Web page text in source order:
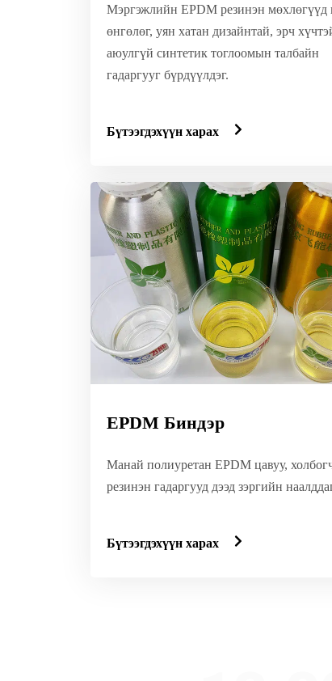
Мэргэжлийн EPDM резинэн мөхлөгүүд
өнгөлөг, уян хатан дизайнтай, эрч
аюулгүй синтетик тоглоомын талбайн
гадаргууг бүрдүүлдэг.
Бүтээгдэхүүн харах
EPDM Биндэр
Манай полиуретан EPDM цавуу,
резинэн гадаргууд дээд зэргийн
Бүтээгдэхүүн харах